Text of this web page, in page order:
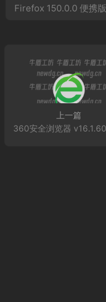
Firefox 150.0.0 便携版
上一篇